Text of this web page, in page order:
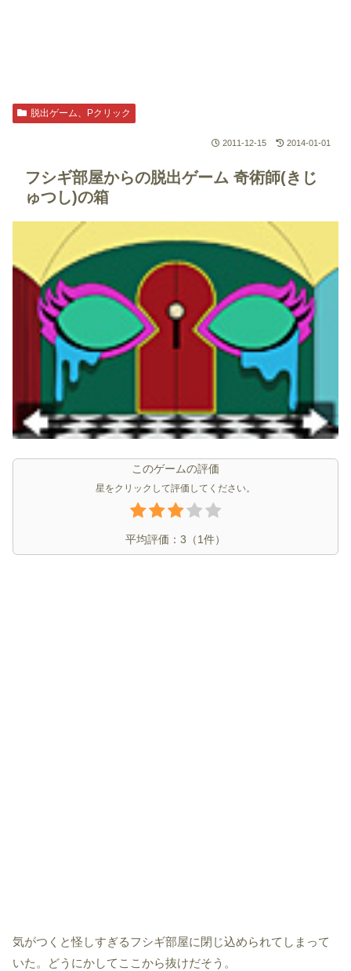
脱出ゲーム、Pクリック
2011-12-15 2014-01-01
フシギ部屋からの脱出ゲーム 奇術師(きじ
ゅつし)の箱
このゲームの評価
星をクリックして評価してください。
平均評価： 3 （1件）
気がつくと怪しすぎるフシギ部屋に閉じ込められてしまって
いた。どうにかしてここから抜けだそう。